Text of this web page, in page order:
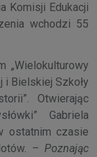
Komisji Edukacji
wchodzi 55
„Wielokulturowy
i Bielskiej Szkoły
Otwierając
Gabriela
ostatnim czasie
– Poznając